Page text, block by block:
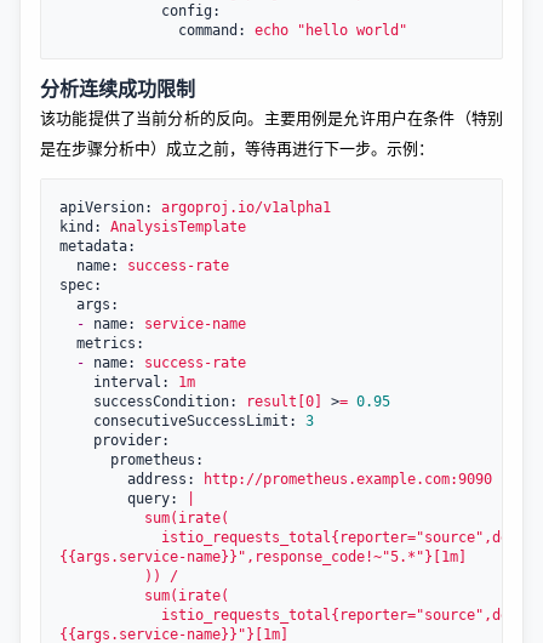
config:
command: echo "hello world"
分析连续成功限制
该功能提供了当前分析的反向。主要用例是允许用户在条件（特别
是在步骤分析中）成立之前，等待再进行下一步。示例：
apiVersion: argoproj.io/v1alpha1
kind: AnalysisTemplate
metadata:
name: success-rate
spec:
args:
- name: service-name
metrics:
- name: success-rate
interval: 1m
successCondition:
result[0] >= 0.95
consecutiveSuccessLimit: 3
provider:
prometheus:
address:
http://prometheus.example.com:9090
query:
sum(irate(
{{args.service-name}}",response_code!~"5.*"}[1m]
)) /
sum(irate(
{{args.service-name}}"}[1m]